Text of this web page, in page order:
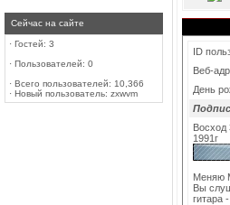
Сейчас на сайте
· Гостей: 3
· Пользователей: 0
· Всего пользователей: 10,366
· Новый пользователь: zxwvm
ID
Веб-
День
Восход
1991г
Меняю
Вы
гитара